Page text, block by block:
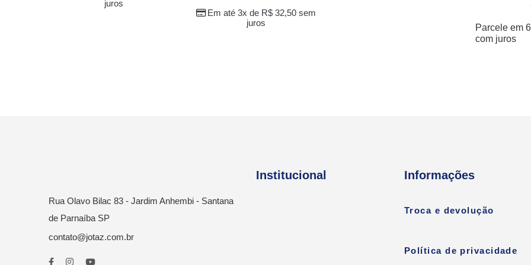
juros
Em até 3x de R$ 32,50 sem
juros
Parcele em
com juros
Rua Olavo Bilac 83 - Jardim Anhembi - Santana
de Parnaíba SP
contato@jotaz.com.br
Institucional Informações
Troca e devolução
Política de privacidade